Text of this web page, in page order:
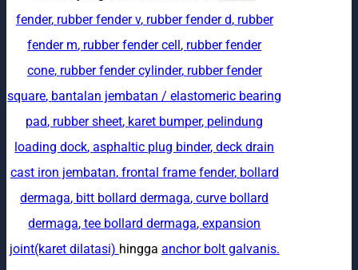
fender, rubber fender v, rubber fender d, rubber
fender m, rubber fender cell, rubber fender
cone, rubber fender cylinder, rubber fender
square, bantalan jembatan / elastomeric bearing
pad, rubber sheet, karet bumper, pelindung
loading dock,asphaltic plug binder,deck drain
cast iron jembatan, frontal frame fender, bollard
dermaga, bitt bollard dermaga,curve bollard
dermaga,tee bollard dermaga,expansion
joint(karet dilatasi) hingga anchor bolt galvanis.